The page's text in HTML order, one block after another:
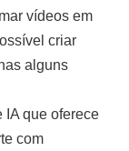
vídeos em
criar
alguns
IA que oferece
com